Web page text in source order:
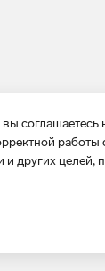
вы
работы
и других целей,